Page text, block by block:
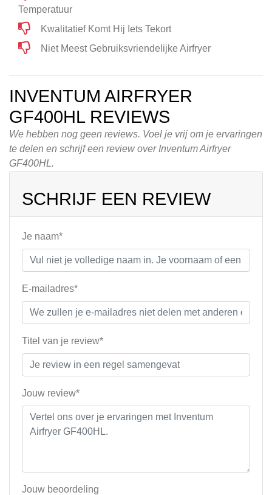
Temperatuur
Kwalitatief Komt Hij Iets Tekort
Niet Meest Gebruiksvriendelijke Airfryer
INVENTUM AIRFRYER
GF400HL REVIEWS
We hebben nog geen reviews. Voel je vrij om je ervaringen
te delen en schrijf een review over Inventum Airfryer
GF400HL.
SCHRIJF EEN REVIEW
Je naam*
E-mailadres*
Titel van je review*
Jouw review*
Jouw beoordeling